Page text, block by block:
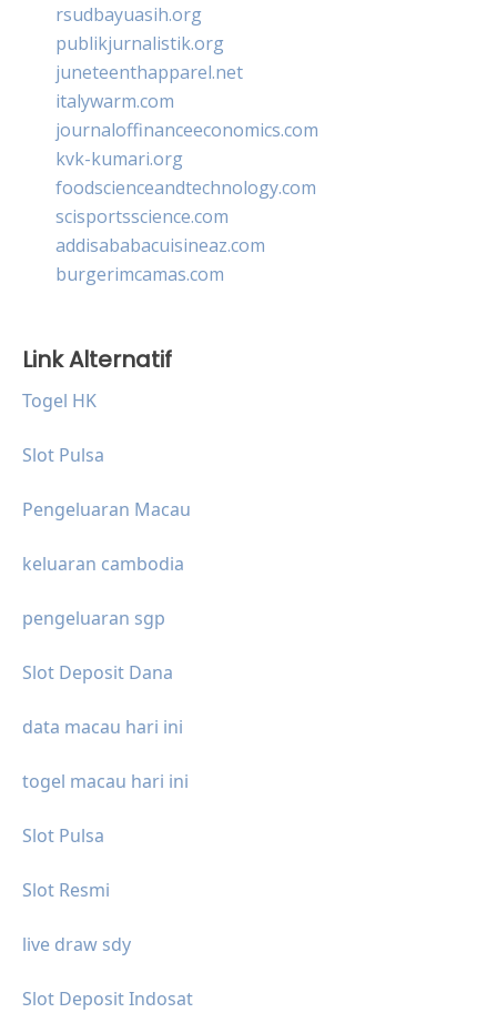
rsudbayuasih.org
publikjurnalistik.org
juneteenthapparel.net
italywarm.com
journaloffinanceeconomics.com
kvk-kumari.org
foodscienceandtechnology.com
scisportsscience.com
addisababacuisineaz.com
burgerimcamas.com
Link Alternatif
Togel HK
Slot Pulsa
Pengeluaran Macau
keluaran cambodia
pengeluaran sgp
Slot Deposit Dana
data macau hari ini
togel macau hari ini
Slot Pulsa
Slot Resmi
live draw sdy
Slot Deposit Indosat